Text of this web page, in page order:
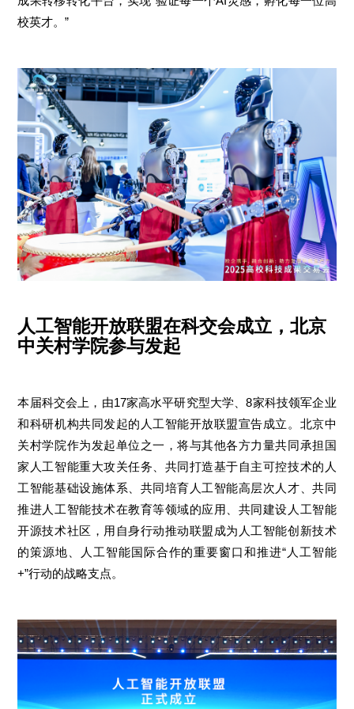
校英才。”
人工智能开放联盟在科交会成立，北京
中关村学院参与发起
本届科交会上，由17家高水平研究型大学、8家科技领军企业
和科研机构共同发起的人工智能开放联盟宣告成立。北京中
关村学院作为发起单位之一，将与其他各方力量共同承担国
家人工智能重大攻关任务、共同打造基于自主可控技术的人
工智能基础设施体系、共同培育人工智能高层次人才、共同
推进人工智能技术在教育等领域的应用、共同建设人工智能
开源技术社区，用自身行动推动联盟成为人工智能创新技术
的策源地、人工智能国际合作的重要窗口和推进“人工智能
+”行动的战略支点。